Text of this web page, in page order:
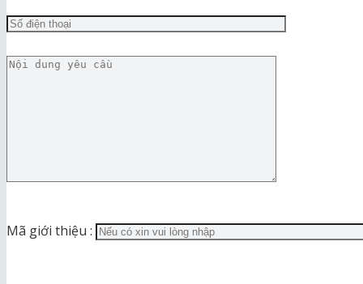
Mã giới thiệu :